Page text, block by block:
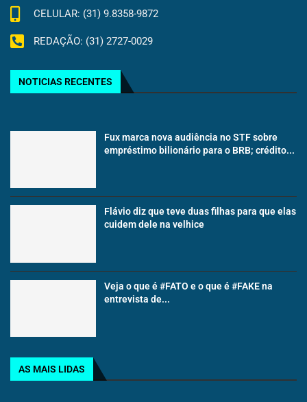
CELULAR: (31) 9.8358-9872
REDAÇÃO: (31) 2727-0029
NOTICIAS RECENTES
Fux marca nova audiência no STF sobre
empréstimo bilionário para o BRB; crédito...
Flávio diz que teve duas filhas para que elas
cuidem dele na velhice
Veja o que é #FATO e o que é #FAKE na
entrevista de...
AS MAIS LIDAS